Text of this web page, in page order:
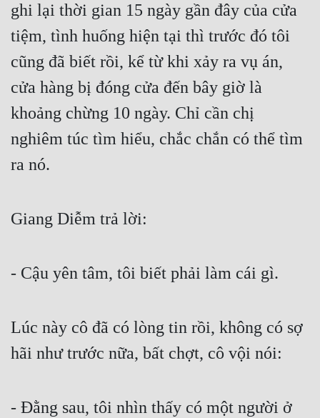
Dã Sử
Dị Giới
Gia Đấu
Góc Nhìn Nam
Góc Nhìn Nữ
Huyền Nghi
Hài Hước
Học Đường
Khoa Huyễn
ghi lại thời gian 15 ngày gần đây của cửa
tiệm, tình huống hiện tại thì trước đó tôi
cũng đã biết rồi, kể từ khi xảy ra vụ án,
cửa hàng bị đóng cửa đến bây giờ là
khoảng chừng 10 ngày. Chỉ cần chị
nghiêm túc tìm hiểu, chắc chắn có thể tìm
ra nó.
Giang Diễm trả lời:
- Cậu yên tâm, tôi biết phải làm cái gì.
Lúc này cô đã có lòng tin rồi, không có sợ
hãi như trước nữa, bất chợt, cô vội nói:
- Đằng sau, tôi nhìn thấy có một người ở